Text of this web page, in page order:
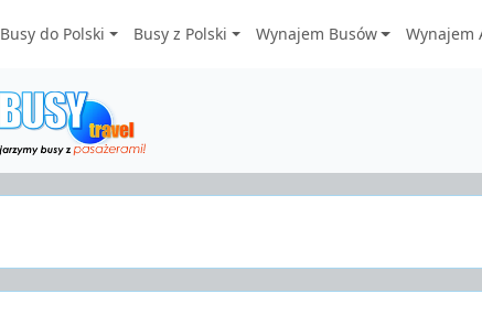
Busy do Polski Busy z Polski Wynajem Busów Wynajem